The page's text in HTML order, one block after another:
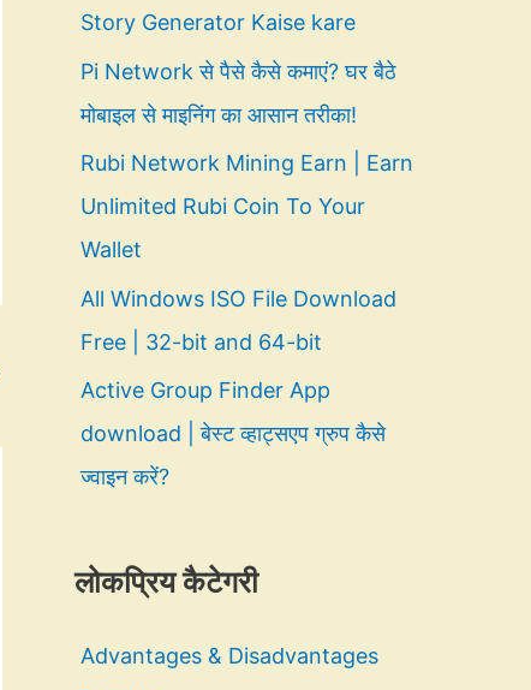
Story Generator Kaise kare
Pi Network से पैसे कैसे कमाएं? घर बैठे
मोबाइल से माइनिंग का आसान तरीका!
Rubi Network Mining Earn | Earn
Unlimited Rubi Coin To Your
Wallet
All Windows ISO File Download
Free | 32-bit and 64-bit
Active Group Finder App
download | बेस्ट व्हाट्सएप ग्रुप कैसे
ज्वाइन करें?
लोकप्रिय कैटेगरी
Advantages & Disadvantages